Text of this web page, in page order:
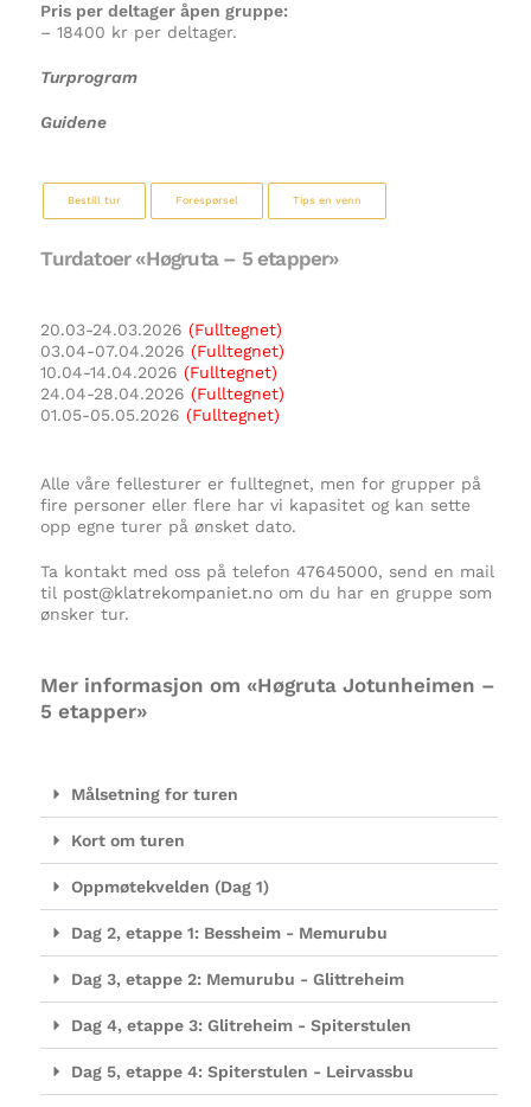
Pris per deltager åpen gruppe:
– 18400 kr per deltager.
Turprogram
Guidene
Bestill tur Forespørsel Tips en venn
Turdatoer «Høgruta – 5 etapper»
20.03-24.03.2026(Fulltegnet)
03.04-07.04.2026(Fulltegnet)
10.04-14.04.2026(Fulltegnet)
24.04-28.04.2026(Fulltegnet)
01.05-05.05.2026(Fulltegnet)
Alle våre fellesturer er fulltegnet, men for grupper på
fire personer eller flere har vi kapasitet og kan sette
opp egne turer på ønsket dato.
Ta kontakt med oss på telefon47645000, send en mail
til post@klatrekompaniet.no om du har en gruppe som
ønsker tur.
Mer informasjon om «Høgruta Jotunheimen –
5 etapper»
Målsetning for turen
Kort om turen
Oppmøtekvelden (Dag 1)
Dag 2, etappe 1: Bessheim - Memurubu
Dag 3, etappe 2: Memurubu - Glittreheim
Dag 4, etappe 3: Glitreheim - Spiterstulen
Dag 5, etappe 4: Spiterstulen - Leirvassbu